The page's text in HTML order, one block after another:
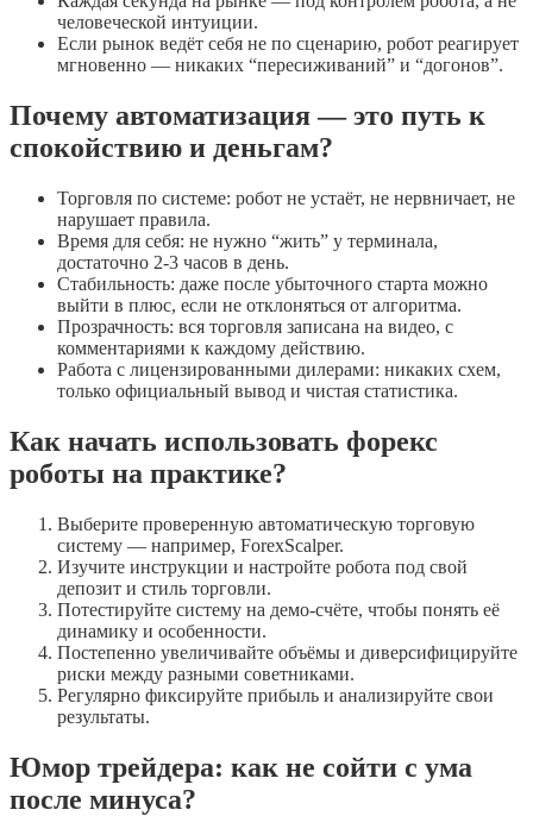
человеческой интуиции.
Если рынок ведёт себя не по сценарию, робот реагирует
мгновенно — никаких “пересиживаний” и “догонов”.
Почему автоматизация — это путь к
спокойствию и деньгам?
Торговля по системе: робот не устаёт, не нервничает, не
нарушает правила.
Время для себя: не нужно “жить” у терминала,
достаточно 2-3 часов в день.
Стабильность: даже после убыточного старта можно
выйти в плюс, если не отклоняться от алгоритма.
Прозрачность: вся торговля записана на видео, с
комментариями к каждому действию.
Работа с лицензированными дилерами: никаких схем,
только официальный вывод и чистая статистика.
Как начать использовать форекс
роботы на практике?
Выберите проверенную автоматическую торговую
систему — например, ForexScalper.
Изучите инструкции и настройте робота под свой
депозит и стиль торговли.
Потестируйте систему на демо-счёте, чтобы понять её
динамику и особенности.
Постепенно увеличивайте объёмы и диверсифицируйте
риски между разными советниками.
Регулярно фиксируйте прибыль и анализируйте свои
результаты.
Юмор трейдера: как не сойти с ума
после минуса?